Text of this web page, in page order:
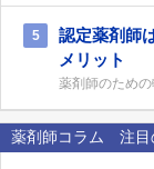
5
認定薬剤師
メリット
薬剤師のため
薬剤師コラム 注目